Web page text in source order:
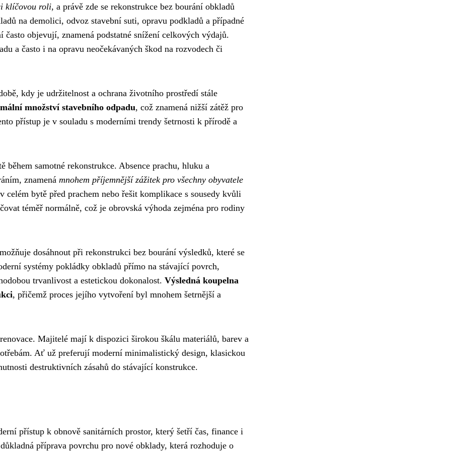
klíčovou roli, a právě zde se rekonstrukce bez bourání obkladů
na demolici, odvoz stavební suti, opravu podkladů a případné
objevují, znamená podstatné snížení celkových výdajů.
a často i na opravu neočekávaných škod na rozvodech či
kdy je udržitelnost a ochrana životního prostředí stále
množství stavebního odpadu, což znamená nižší zátěž pro
přístup je v souladu s moderními trendy šetrnosti k přírodě a
samotné rekonstrukce. Absence prachu, hluku a
znamená mnohem příjemnější zážitek pro všechny obyvatele
celém bytě před prachem nebo řešit komplikace s sousedy kvůli
téměř normálně, což je obrovská výhoda zejména pro rodiny
dosáhnout při rekonstrukci bez bourání výsledků, které se
systémy pokládky obkladů přímo na stávající povrch,
trvanlivost a estetickou dokonalost. Výsledná koupelna
, přičemž proces jejího vytvoření byl mnohem šetrnější a
Majitelé mají k dispozici širokou škálu materiálů, barev a
Ať už preferují moderní minimalistický design, klasickou
destruktivních zásahů do stávající konstrukce.
přístup k obnově sanitárních prostor, který šetří čas, finance i
příprava povrchu pro nové obklady, která rozhoduje o